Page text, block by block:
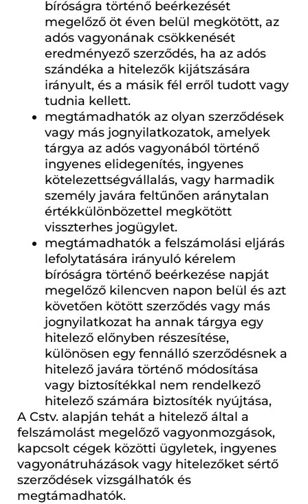
bíróságra történő beérkezését
megelőző öt éven belül megkötött, az
adós vagyonának csökkenését
eredményező szerződés, ha az adós
szándéka a hitelezők kijátszására
irányult, és a másik fél erről tudott vagy
tudnia kellett.
megtámadhatók az olyan szerződések
vagy más jognyilatkozatok, amelyek
tárgya az adós vagyonából történő
ingyenes elidegenítés, ingyenes
kötelezettségvállalás, vagy harmadik
személy javára feltűnően aránytalan
értékkülönbözettel megkötött
visszterhes jogügylet.
megtámadhatók a felszámolási eljárás
lefolytatására irányuló kérelem
bíróságra történő beérkezése napját
megelőző kilencven napon belül és azt
követően kötött szerződés vagy más
jognyilatkozat ha annak tárgya egy
hitelező előnyben részesítése,
különösen egy fennálló szerződésnek a
hitelező javára történő módosítása
vagy biztosítékkal nem rendelkező
hitelező számára biztosíték nyújtása,
A Cstv. alapján tehát a hitelező által a
felszámolást megelőző vagyonmozgások,
kapcsolt cégek közötti ügyletek, ingyenes
vagyonátruházások vagy hitelezőket sértő
szerződések vizsgálhatók és
megtámadhatók.